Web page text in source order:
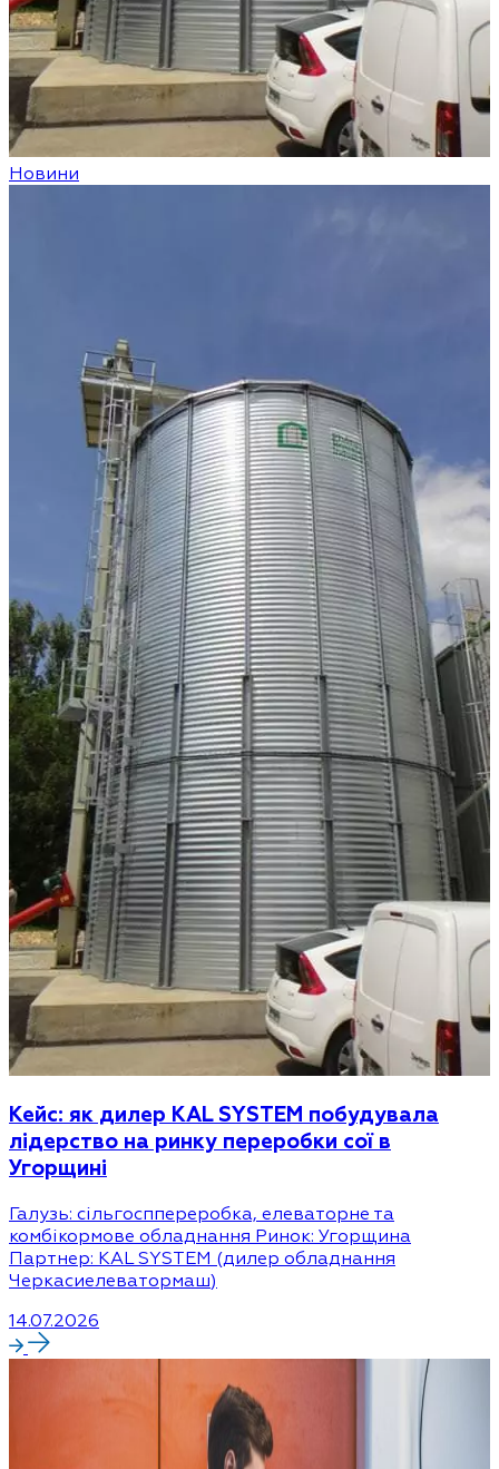
Новини
Кейс: як дилер KAL SYSTEM побудувала
лідерство на ринку переробки сої в
Угорщині
Галузь: сільгосппереробка, елеваторне та
комбікормове обладнання Ринок: Угорщина
Партнер: KAL SYSTEM (дилер обладнання
Черкасиелеватормаш)
14.07.2026